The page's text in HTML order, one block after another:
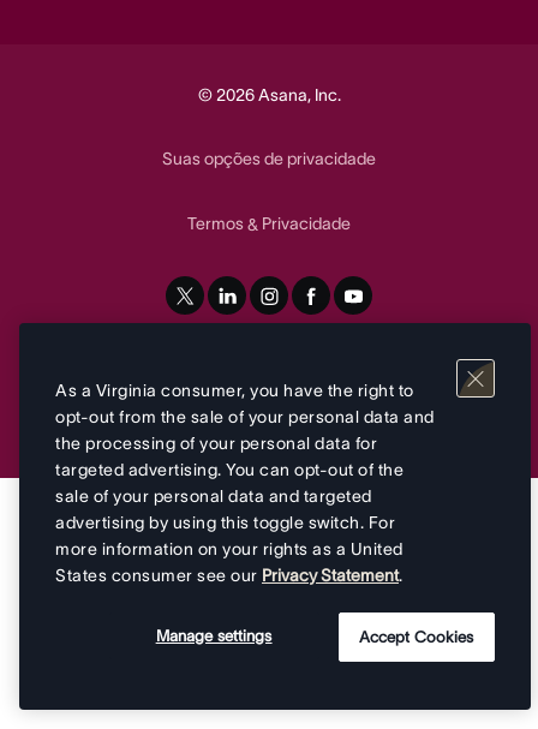
© 2026 Asana, Inc.
Suas opções de privacidade
Termos& Privacidade
As a Virginia consumer, you have the right to
opt-out from the sale of your personal data and
the processing of your personal data for
targeted advertising. You can opt-out of the
sale of your personal data and targeted
advertising by using this toggle switch. For
more information on your rights as a United
States consumer see our Privacy Statement.
Manage settings Accept Cookies